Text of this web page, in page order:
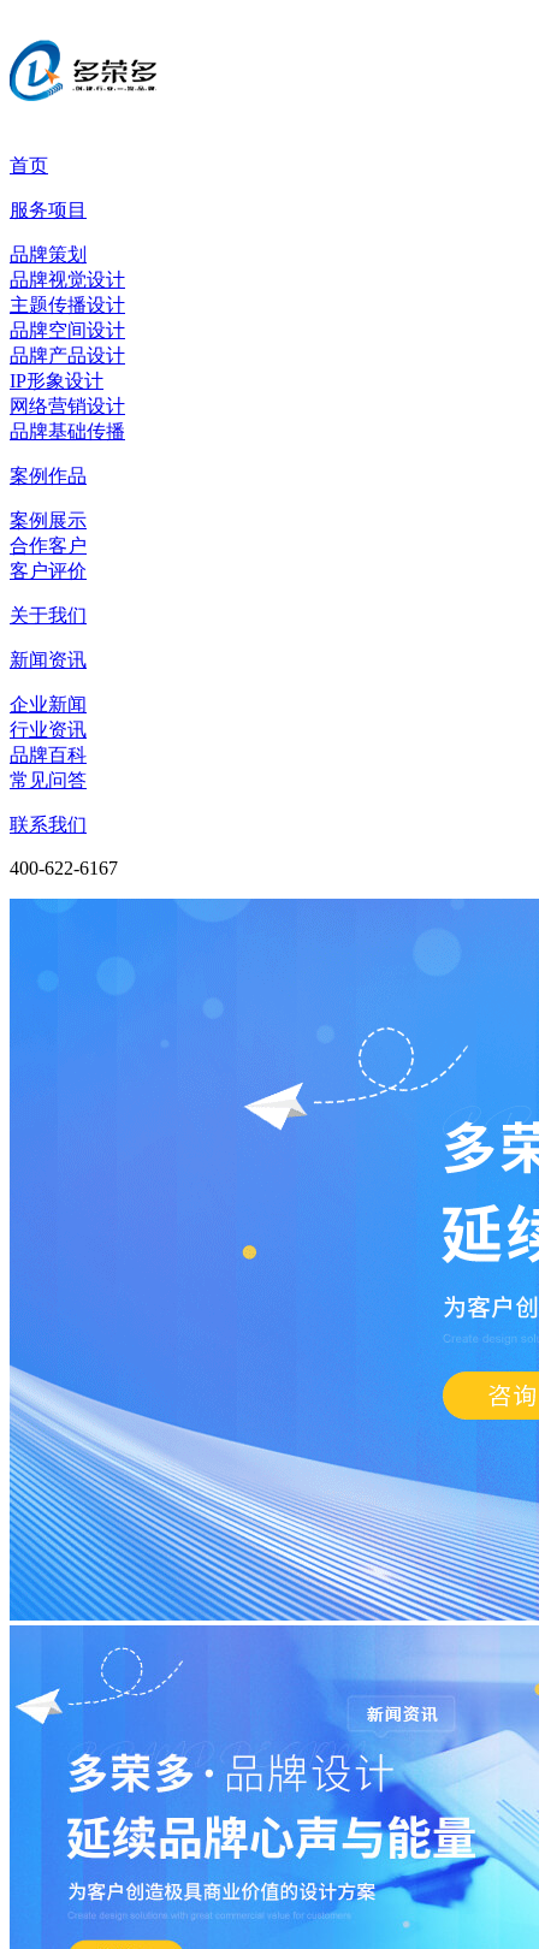
首页
服务项目
品牌策划
品牌视觉设计
主题传播设计
品牌空间设计
品牌产品设计
IP形象设计
网络营销设计
品牌基础传播
案例作品
案例展示
合作客户
客户评价
关于我们
新闻资讯
企业新闻
行业资讯
品牌百科
常见问答
联系我们
400-622-6167